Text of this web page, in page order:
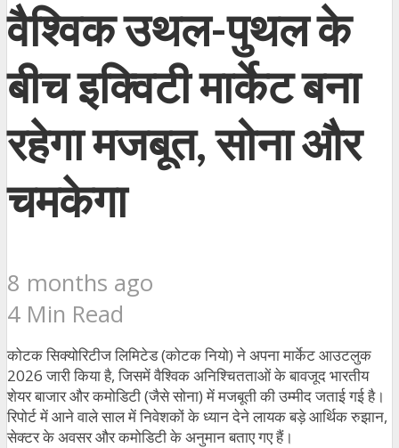
वैश्विक उथल-पुथल के
बीच इक्विटी मार्केट बना
रहेगा मजबूत, सोना और
चमकेगा
8 months ago
4 Min Read
कोटक सिक्योरिटीज लिमिटेड (कोटक नियो) ने अपना मार्केट आउटलुक
2026 जारी किया है, जिसमें वैश्विक अनिश्चितताओं के बावजूद भारतीय
शेयर बाजार और कमोडिटी (जैसे सोना) में मजबूती की उम्मीद जताई गई है।
रिपोर्ट में आने वाले साल में निवेशकों के ध्यान देने लायक बड़े आर्थिक रुझान,
सेक्टर के अवसर और कमोडिटी के अनुमान बताए गए हैं।